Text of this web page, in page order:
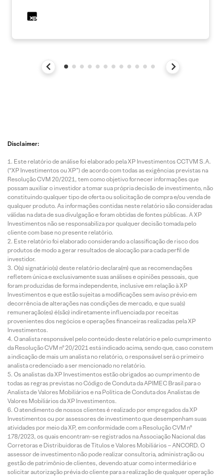
Disclaimer:
Este relatório de análise foi elaborado pela XP Investimentos CCTVM S.A.
(“XP Investimentos ou XP”) de acordo com todas as exigências previstas na
Resolução CVM 20/2021, tem como objetivo fornecer informações que
possam auxiliar o investidor a tomar sua própria decisão de investimento, não
constituindo qualquer tipo de oferta ou solicitação de compra e/ou venda de
qualquer produto. As informações contidas neste relatório são consideradas
válidas na data de sua divulgação e foram obtidas de fontes públicas. A XP
Investimentos não se responsabiliza por qualquer decisão tomada pelo
cliente com base no presente relatório.
Este relatório foi elaborado considerando a classificação de risco dos
produtos de modo a gerar resultados de alocação para cada perfil de
investidor.
O(s) signatário(s) deste relatório declara(m) que as recomendações
refletem única e exclusivamente suas análises e opiniões pessoais, que
foram produzidas de forma independente, inclusive em relação à XP
Investimentos e que estão sujeitas a modificações sem aviso prévio em
decorrência de alterações nas condições de mercado, e que sua(s)
remuneração(es) é(são) indiretamente influenciada por receitas
provenientes dos negócios e operações financeiras realizadas pela XP
Investimentos.
O analista responsável pelo conteúdo deste relatório e pelo cumprimento
da Resolução CVM nº 20/2021 está indicado acima, sendo que, caso constem
a indicação de mais um analista no relatório, o responsável será o primeiro
analista credenciado a ser mencionado no relatório.
Os analistas da XP Investimentos estão obrigados ao cumprimento de
todas as regras previstas no Código de Conduta da APIMEC Brasil para o
Analista de Valores Mobiliários e na Política de Conduta dos Analistas de
Valores Mobiliários da XP Investimentos.
O atendimento de nossos clientes é realizado por empregados da XP
Investimentos ou por assessores de investimento que desempenham suas
atividades por meio da XP, em conformidade com a Resolução CVM nº
178/2023, os quais encontram-se registrados na Associação Nacional das
Corretoras e Distribuidoras de Títulos e Valores Mobiliários – ANCORD. O
assessor de investimento não pode realizar consultoria, administração ou
gestão de patrimônio de clientes, devendo atuar como intermediário e
solicitar autorização prévia do cliente para a realização de qualquer operação